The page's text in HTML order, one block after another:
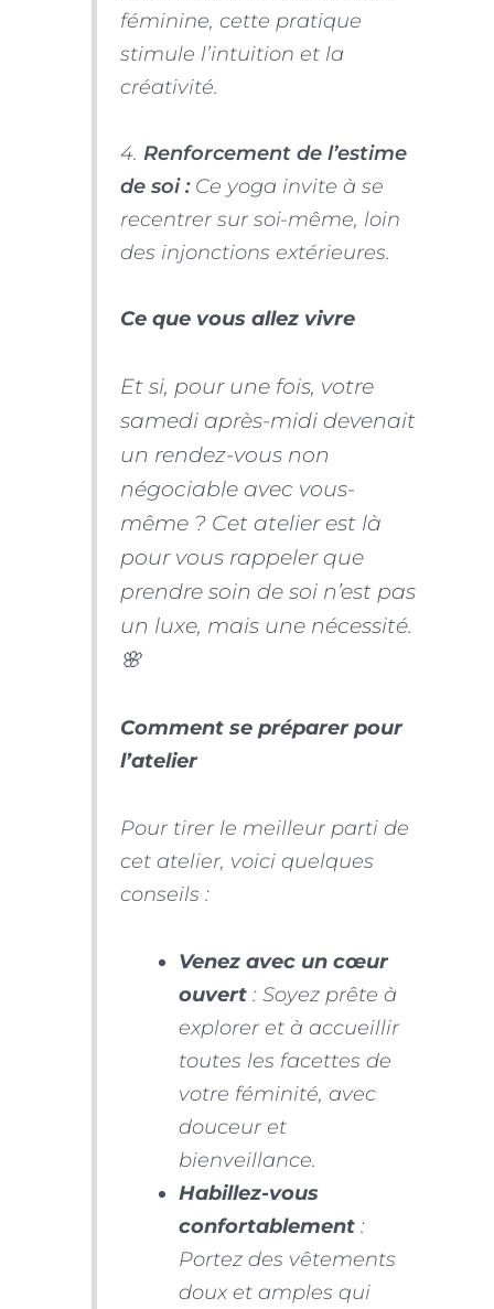
féminine, cette pratique
stimule l’intuition et la
créativité.
4. Renforcement de l’estime
de soi :Ce yoga invite à se
recentrer sur soi-même, loin
des injonctions extérieures.
Ce que vous allez vivre
Et si, pour une fois, votre
samedi après-midi devenait
un rendez-vous non
négociable avec vous-
même ? Cet atelier est là
pour vous rappeler que
prendre soin de soi n’est pas
un luxe, mais une nécessité.
🌸
Comment se préparer pour
l’atelier
Pour tirer le meilleur parti de
cet atelier, voici quelques
conseils :
Venez avec un cœur
ouvert: Soyez prête à
explorer et à accueillir
toutes les facettes de
votre féminité, avec
douceur et
bienveillance.
Habillez-vous
confortablement:
Portez des vêtements
doux et amples qui